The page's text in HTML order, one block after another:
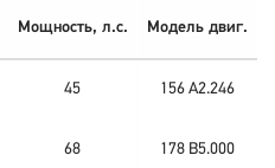
Мощность, л.с. Модель двиг.
45 156 A2.246
68 178 B5.000